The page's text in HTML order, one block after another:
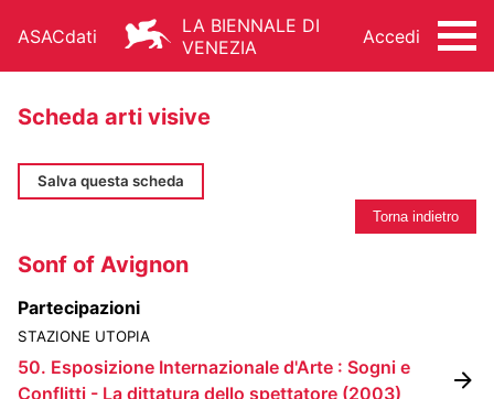
ASACdati
LA BIENNALE DI
VENEZIA
Accedi
ARCHITETTURA
DANZA
MUSICA
ALTRE ATTIVITÀ
Scheda arti visive
Salva questa scheda
Torna indietro
Sonf of Avignon
Partecipazioni
STAZIONE UTOPIA
50. Esposizione Internazionale d'Arte : Sogni e
Conflitti - La dittatura dello spettatore (2003)